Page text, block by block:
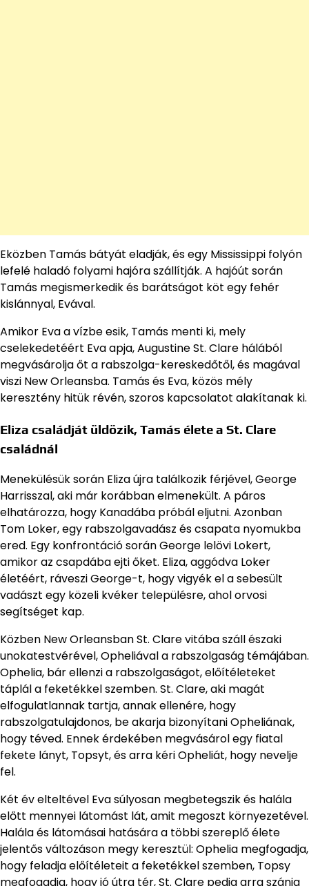
Eközben Tamás bátyát eladják, és egy Mississippi folyón
lefelé haladó folyami hajóra szállítják. A hajóút során
Tamás megismerkedik és barátságot köt egy fehér
kislánnyal, Evával.
Amikor Eva a vízbe esik, Tamás menti ki, mely
cselekedetéért Eva apja, Augustine St. Clare hálából
megvásárolja őt a rabszolga-kereskedőtől, és magával
viszi New Orleansba. Tamás és Eva, közös mély
keresztény hitük révén, szoros kapcsolatot alakítanak ki.
Eliza családját üldözik, Tamás élete a St. Clare
családnál
Menekülésük során Eliza újra találkozik férjével, George
Harrisszal, aki már korábban elmenekült. A páros
elhatározza, hogy Kanadába próbál eljutni. Azonban
Tom Loker, egy rabszolgavadász és csapata nyomukba
ered. Egy konfrontáció során George lelövi Lokert,
amikor az csapdába ejti őket. Eliza, aggódva Loker
életéért, ráveszi George-t, hogy vigyék el a sebesült
vadászt egy közeli kvéker településre, ahol orvosi
segítséget kap.
Közben New Orleansban St. Clare vitába száll északi
unokatestvérével, Opheliával a rabszolgaság témájában.
Ophelia, bár ellenzi a rabszolgaságot, előítéleteket
táplál a feketékkel szemben. St. Clare, aki magát
elfogulatlannak tartja, annak ellenére, hogy
rabszolgatulajdonos, be akarja bizonyítani Opheliának,
hogy téved. Ennek érdekében megvásárol egy fiatal
fekete lányt, Topsyt, és arra kéri Opheliát, hogy nevelje
fel.
Két év elteltével Eva súlyosan megbetegszik és halála
előtt mennyei látomást lát, amit megoszt környezetével.
Halála és látomásai hatására a többi szereplő élete
jelentős változáson megy keresztül: Ophelia megfogadja,
hogy feladja előítéleteit a feketékkel szemben, Topsy
megfogadja, hogy jó útra tér, St. Clare pedig arra szánja